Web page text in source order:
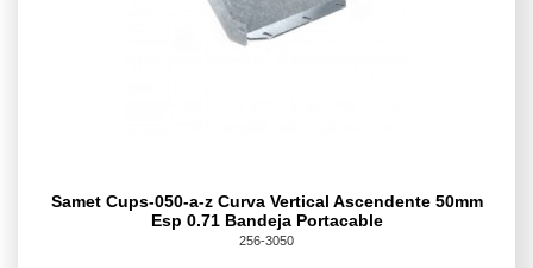
Samet Cups-050-a-z Curva Vertical Ascendente 50mm
Esp 0.71 Bandeja Portacable
256-3050